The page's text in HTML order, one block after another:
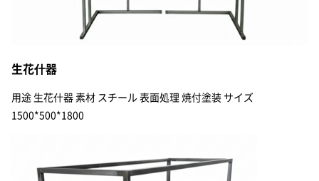
生花什器
用途 生花什器 素材 スチール 表面処理 焼付塗装 サイズ
1500*500*1800